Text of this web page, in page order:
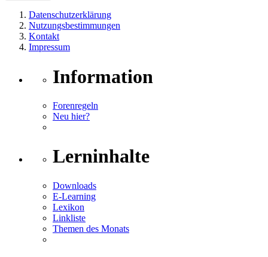
Datenschutzerklärung
Nutzungsbestimmungen
Kontakt
Impressum
Information
Forenregeln
Neu hier?
Lerninhalte
Downloads
E-Learning
Lexikon
Linkliste
Themen des Monats